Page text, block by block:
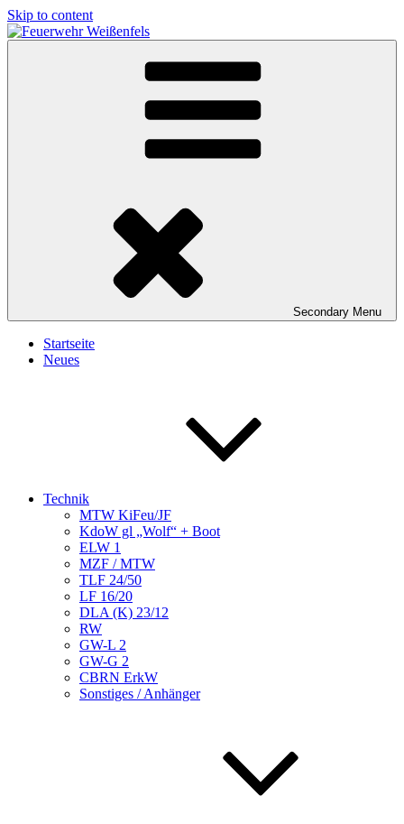
Skip to content
Freiwillige Feuerwehr Weißenfels
Secondary Menu
Startseite
Neues
Technik
MTW KiFeu/JF
KdoW gl „Wolf“ + Boot
ELW 1
MZF / MTW
TLF 24/50
LF 16/20
DLA (K) 23/12
RW
GW-L 2
GW-G 2
CBRN ErkW
Sonstiges / Anhänger